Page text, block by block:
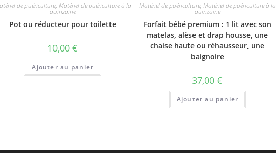
de puériculture, Matériel de puériculture à la
quinzaine
Pot ou réducteur pour toilette
10,00€
Ajouter au panier
Matériel de puériculture, Matériel de puériculture à la
quinzaine
Forfait bébé premium : 1 lit avec son
matelas, alèse et drap housse, une
chaise haute ou réhausseur, une
baignoire
37,00€
Ajouter au panier